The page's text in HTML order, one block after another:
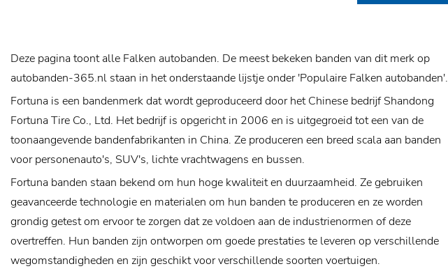
Deze pagina toont alle Falken autobanden. De meest bekeken banden van dit merk op
autobanden-365.nl staan in het onderstaande lijstje onder 'Populaire Falken autobanden'.
Fortuna is een bandenmerk dat wordt geproduceerd door het Chinese bedrijf Shandong
Fortuna Tire Co., Ltd. Het bedrijf is opgericht in 2006 en is uitgegroeid tot een van de
toonaangevende bandenfabrikanten in China. Ze produceren een breed scala aan banden
voor personenauto's, SUV's, lichte vrachtwagens en bussen.
Fortuna banden staan ​​bekend om hun hoge kwaliteit en duurzaamheid. Ze gebruiken
geavanceerde technologie en materialen om hun banden te produceren en ze worden
grondig getest om ervoor te zorgen dat ze voldoen aan de industrienormen of deze
overtreffen. Hun banden zijn ontworpen om goede prestaties te leveren op verschillende
wegomstandigheden en zijn geschikt voor verschillende soorten voertuigen.